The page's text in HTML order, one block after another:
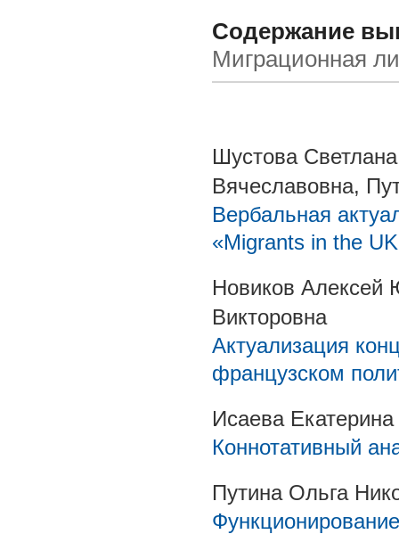
Содержание
Миграционная
Шустова
Вячеславовна,
Вербальная
«Migrants in the
Новиков Алексей
Викторовна
Актуализация
французском
Исаева
Коннотативный
Путина Ольга